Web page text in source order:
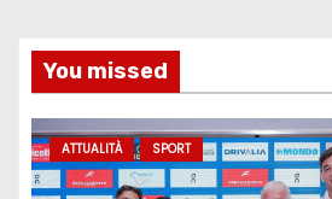
You missed
ATTUALITÀ SPORT